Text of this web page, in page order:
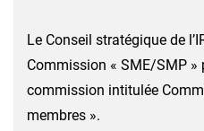
Le Conseil stratégique de
Commission « SME/SMP »
commission intitulée
membres ».